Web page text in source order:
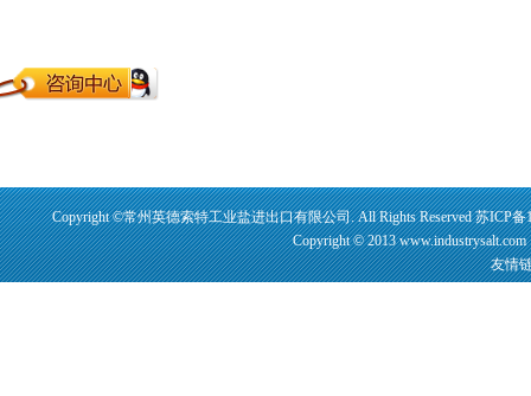
Copyright ©常州英德索特工业盐进出口有限公司. All Rights Reserved苏ICP备
Copyright © 2013
友情